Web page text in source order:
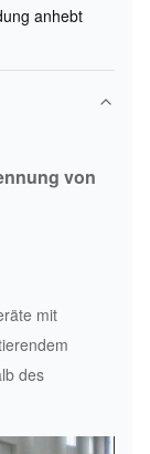
anhebt
von
mit
des